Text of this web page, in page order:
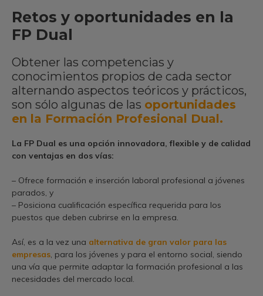
Retos y oportunidades en la
FP Dual
Obtener las competencias y
conocimientos propios de cada sector
alternando aspectos teóricos y prácticos,
son sólo algunas de las oportunidades
en la Formación Profesional Dual.
La FP Dual es una opción innovadora, flexible y de calidad
con ventajas en dos vías:
– Ofrece formación e inserción laboral profesional a jóvenes
parados, y
– Posiciona cualificación específica requerida para los
puestos que deben cubrirse en la empresa.
Así, es a la vez una alternativa de gran valor para las
empresas, para los jóvenes y para el entorno social, siendo
una vía que permite adaptar la formación profesional a las
necesidades del mercado local.